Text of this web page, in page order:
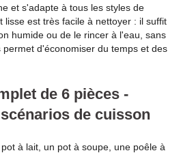
et s'adapte à tous les styles de
lisse est très facile à nettoyer : il suffit
humide ou de le rincer à l'eau, sans
d'économiser du temps et des
de 6 pièces -
de cuisson
à lait, un pot à soupe, une poêle à